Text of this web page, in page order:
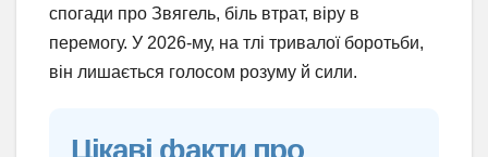
спогади про Звягель, біль втрат, віру в
перемогу. У 2026-му, на тлі тривалої боротьби,
він лишається голосом розуму й сили.